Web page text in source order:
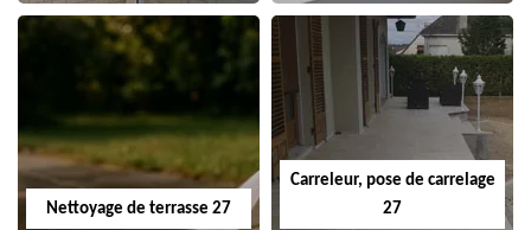
Nettoyage de terrasse 27
Carreleur, pose de carrelage
27